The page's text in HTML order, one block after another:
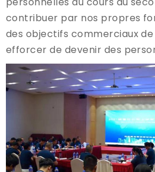
contribuer par nos propres
des objectifs commerciaux
efforcer de devenir des